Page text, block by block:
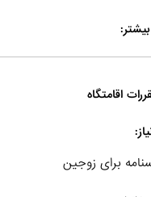
اقامتگاه
براى زوجين